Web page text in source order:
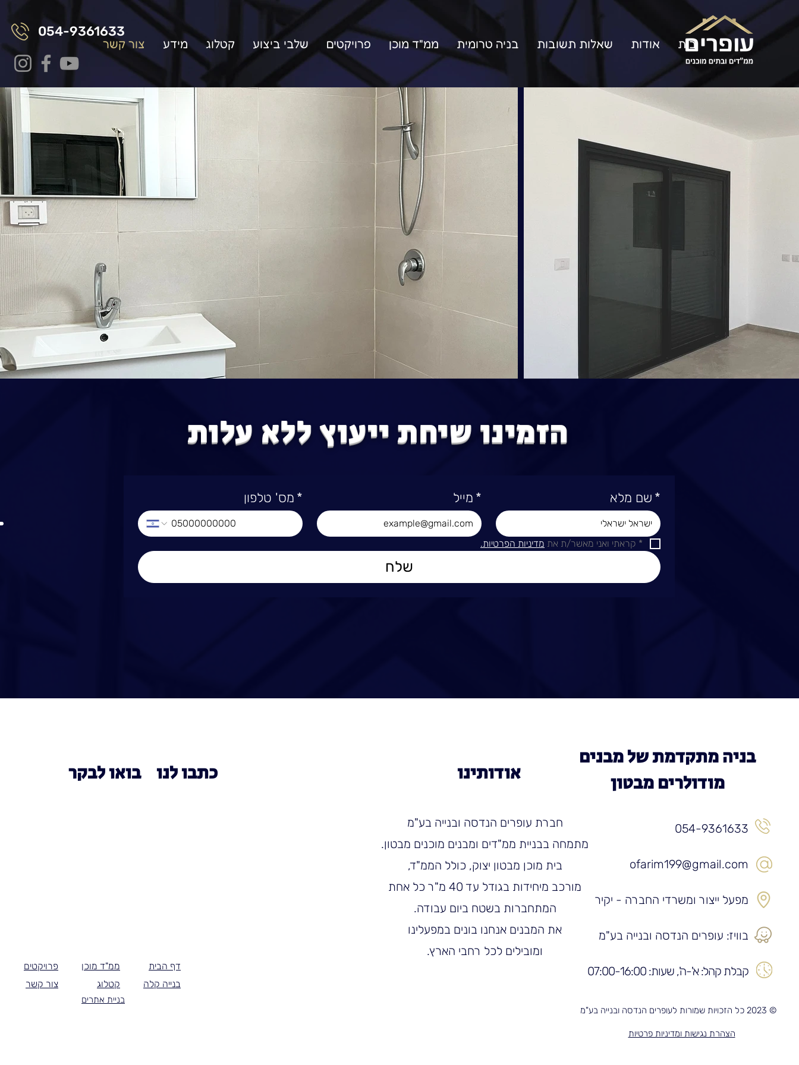
054-9361633
בית אודות שאלות תשובות בניה טרומית ממ"ד מוכן פרויקטים שלבי ביצוע קטלוג מידע צור קשר
הזמינו שיחת ייעוץ ללא עלות
* שם מלא * מייל * מס' טלפון
* קראתי ואני מאשר/ת את מדיניות הפרטיות.
שלח
בואו לבקר
פרויקטים ממ"ד מוכן
דף הבית
קטלוג
צור קשר בנייה קלה
בניית אתרים
כתבו לנו אודותינו
חברת עופרים הנדסה ובנייה בע"מ
מתמחה בבניית ממ"דים ומבנים מוכנים מבטון.
בית מוכן מבטון יצוק, כולל הממ"ד,
מורכב מיחידות בגודל עד 40 מ"ר כל אחת
המתחברות בשטח ביום עבודה.
את המבנים אנחנו בונים במפעלינו
ומובילים לכל רחבי הארץ.
בניה מתקדמת של מבנים
מודולרים מבטון
054-9361633
ofarim199@gmail.com
מפעל ייצור ומשרדי החברה - יקיר
בוויז: עופרים הנדסה ובנייה בע"מ
קבלת קהל: א'-ה', שעות: 07:00-16:00
© 2023 כל הזכויות שמורות לעופרים הנדסה ובנייה בע"מ
הצהרת נגישות ומדיניות פרטיות